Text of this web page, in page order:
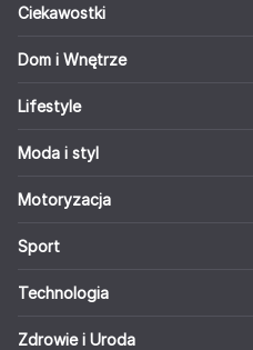
Ciekawostki
Dom i Wnętrze
Lifestyle
Moda i styl
Motoryzacja
Sport
Technologia
Zdrowie i Uroda